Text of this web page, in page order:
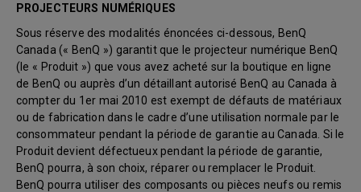
PROJECTEURS NUMÉRIQUES
Sous réserve des modalités énoncées ci-dessous, BenQ
Canada (« BenQ ») garantit que le projecteur numérique BenQ
(le « Produit ») que vous avez acheté sur la boutique en ligne
de BenQ ou auprès d’un détaillant autorisé BenQ au Canada à
compter du 1er mai 2010 est exempt de défauts de matériaux
ou de fabrication dans le cadre d’une utilisation normale par le
consommateur pendant la période de garantie au Canada. Si le
Produit devient défectueux pendant la période de garantie,
BenQ pourra, à son choix, réparer ou remplacer le Produit.
BenQ pourra utiliser des composants ou pièces neufs ou remis